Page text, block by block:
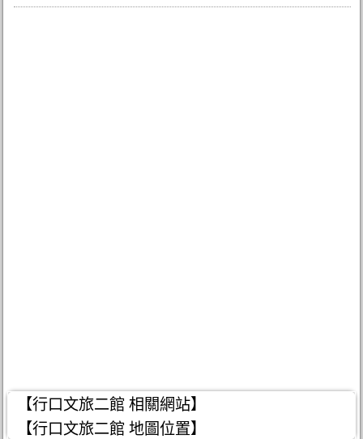
【行口文旅二館 相關網站】
【行口文旅二館 地圖位置】